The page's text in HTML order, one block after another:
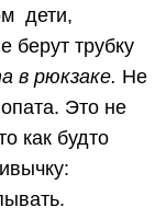
дети,
берут трубку
в рюкзаке. Не
Это не
как будто